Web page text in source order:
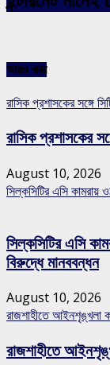
আরও খবর
রাসিক প্রশাসকের সঙ্গে
রাসিক প্রশাসকের
August 10, 2026
সিল্কসিটির এসি কামরায়
সিল্কসিটির এসি
বিরুদ্ধে মানববন্ধন
August 10, 2026
রাজশাহীতে আইনশৃঙ্খলা
রাজশাহীতে